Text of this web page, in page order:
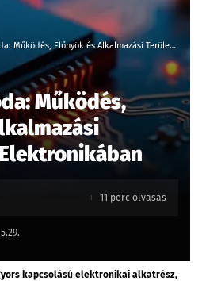
Előnyök és Alkalmazási Területek az Elektronikában
Működés,
11 perc olvasás
kapcsolású elektronikai alkatrész,